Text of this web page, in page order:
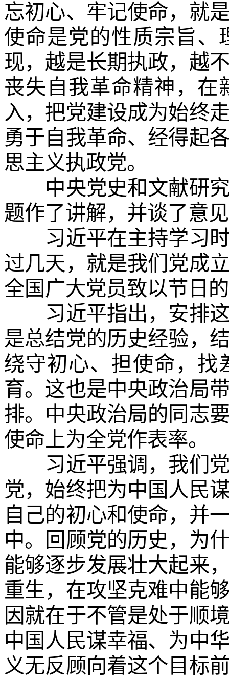
忘初心、牢记使命，就
使命是党的性质宗旨、
现，越是长期执政，越
丧失自我革命精神，在
入，把党建设成为始终
勇于自我革命、经得起
思主义执政党。
中央党史和文献研究
题作了讲解，并谈了意
习近平在主持学习时
过几天，就是我们党成
全国广大党员致以节日
习近平指出，安排这
是总结党的历史经验，
绕守初心、担使命，找
育。这也是中央政治局
排。中央政治局的同志
使命上为全党作表率。
习近平强调，我们党
党，始终把为中国人民
自己的初心和使命，并
中。回顾党的历史，为
能够逐步发展壮大起来
重生，在攻坚克难中能
因就在于不管是处于顺
中国人民谋幸福、为中
义无反顾向着这个目标